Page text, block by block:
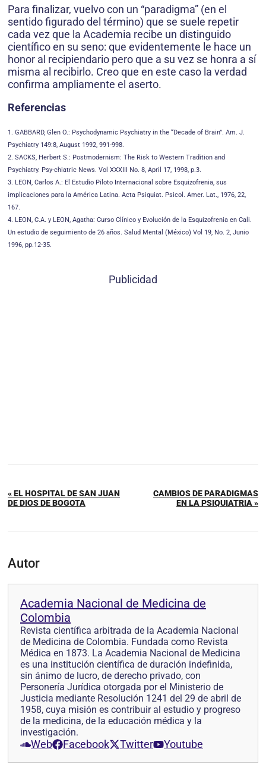
Para finalizar, vuelvo con un “paradigma” (en el
sentido figurado del término) que se suele repetir
cada vez que la Academia recibe un distinguido
científico en su seno: que evidentemente le hace un
honor al recipiendario pero que a su vez se honra a sí
misma al recibirlo. Creo que en este caso la verdad
confirma ampliamente el aserto.
Referencias
1. GABBARD, Glen O.: Psychodynamic Psychiatry in the “Decade of Brain”. Am. J.
Psychiatry 149:8, August 1992, 991-998.
2. SACKS, Herbert S.: Postmodernism: The Risk to Western Tradition and
Psychiatry. Psy-chiatric News. Vol XXXIII No. 8, April 17, 1998, p.3.
3. LEON, Carlos A.: El Estudio Piloto Internacional sobre Esquizofrenia, sus
implicaciones para la América Latina. Acta Psiquiat. Psicol. Amer. Lat., 1976, 22,
167.
4. LEON, C.A. y LEON, Agatha: Curso Clínico y Evolución de la Esquizofrenia en Cali.
Un estudio de seguimiento de 26 años. Salud Mental (México) Vol 19, No. 2, Junio
1996, pp.12-35.
Publicidad
« EL HOSPITAL DE SAN JUAN
DE DIOS DE BOGOTA
CAMBIOS DE PARADIGMAS
EN LA PSIQUIATRIA »
Autor
Academia Nacional de Medicina de
Colombia
Revista científica arbitrada de la Academia Nacional
de Medicina de Colombia. Fundada como Revista
Médica en 1873. La Academia Nacional de Medicina
es una institución científica de duración indefinida,
sin ánimo de lucro, de derecho privado, con
Personería Jurídica otorgada por el Ministerio de
Justicia mediante Resolución 1241 del 29 de abril de
1958, cuya misión es contribuir al estudio y progreso
de la medicina, de la educación médica y la
investigación.
Web Facebook Twitter Youtube